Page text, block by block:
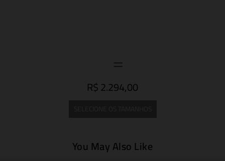
R$ 2.294,00
You May Also Like